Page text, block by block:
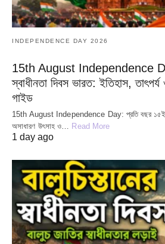
INDEPENDENCE DAY 2026
15th August Independence
স্বাধীনতা দিবস ভারত: ইতিহাস,
গাইড
15th August Independence Day: প্রতি বছর ১৫ই
অসাধারণ উৎসাহ ও…
Read More
1 day ago